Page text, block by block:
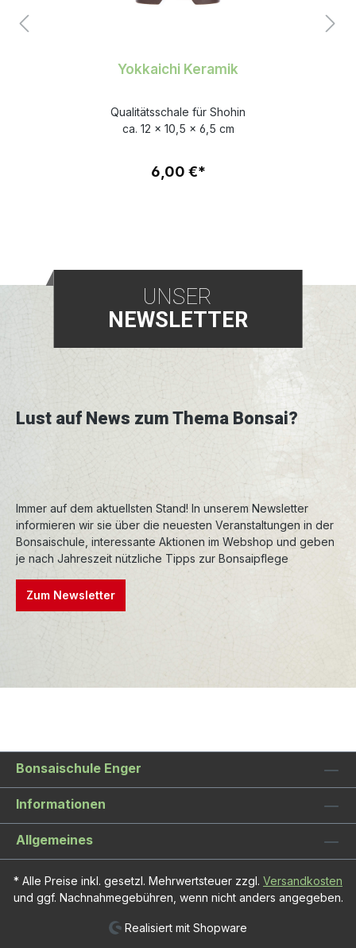
Yokkaichi Keramik
Qualitätsschale für Shohin
ca. 12 x 10,5 x 6,5 cm
6,00 €*
UNSER
NEWSLETTER
Lust auf News zum Thema Bonsai?
Immer auf dem aktuellsten Stand! In unserem Newsletter
informieren wir sie über die neuesten Veranstaltungen in der
Bonsaischule, interessante Aktionen im Webshop und geben
je nach Jahreszeit nützliche Tipps zur Bonsaipflege
Zum Newsletter
Bonsaischule Enger
Informationen
Allgemeines
* Alle Preise inkl. gesetzl. Mehrwertsteuer zzgl. Versandkosten
und ggf. Nachnahmegebühren, wenn nicht anders angegeben.
Realisiert mit Shopware